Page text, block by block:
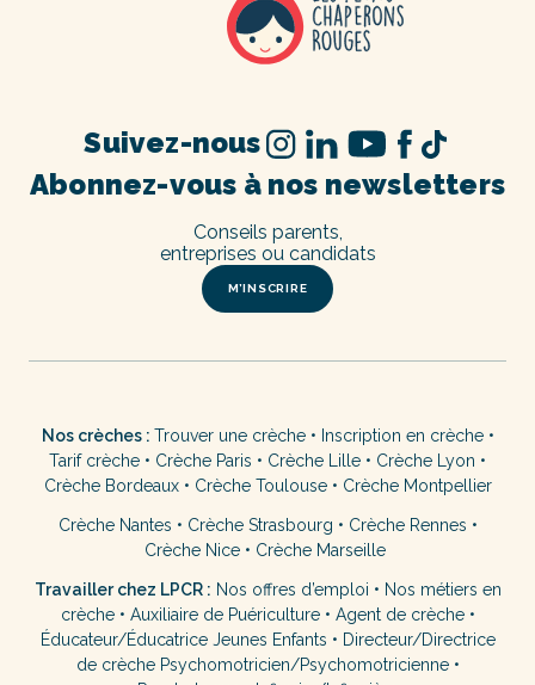
Abonnez-vous à nos newsletters
M’INSCRIRE
Conseils parents,
entreprises ou candidats
Suivez-nous
Nos crèches : Trouver une crèche• Inscription en crèche•
Tarif crèche • Crèche Paris • Crèche Lille • Crèche Lyon •
Crèche Bordeaux• Crèche Toulouse• Crèche Montpellier
Crèche Nantes • Crèche Strasbourg • Crèche Rennes •
Crèche Nice • Crèche Marseille
Travailler chez LPCR : Nos offres d’emploi • Nos métiers en
crèche• Auxiliaire de Puériculture• Agent de crèche•
Éducateur/Éducatrice Jeunes Enfants • Directeur/Directrice
de crèche Psychomotricien/Psychomotricienne•